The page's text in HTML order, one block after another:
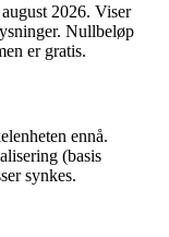
2026. Viser
Nullbeløp
er gratis.
ennå.
(basis
synkes.